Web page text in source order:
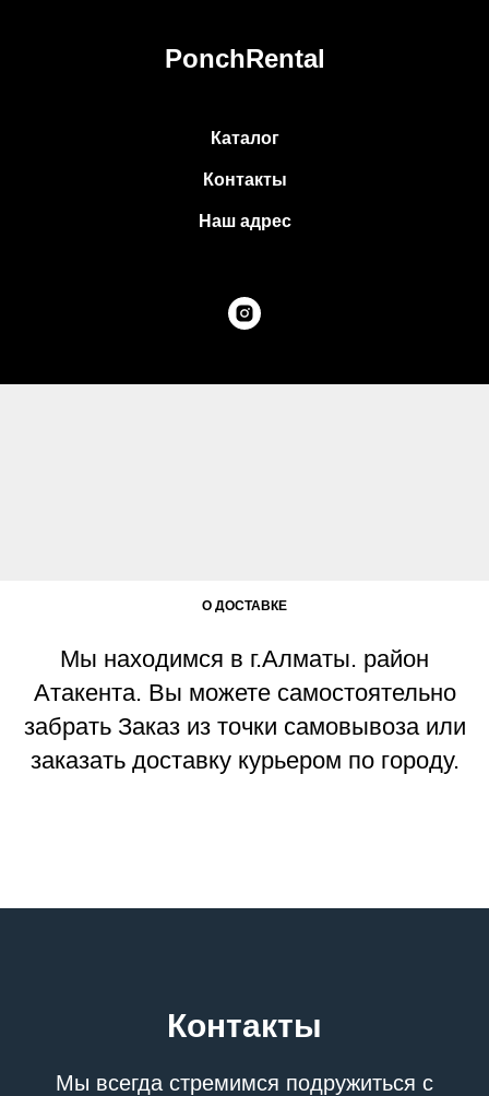
PonchRental
Каталог
Контакты
Наш адрес
О ДОСТАВКЕ
Мы находимся в г.Алматы. район
Атакента. Вы можете самостоятельно
забрать Заказ из точки самовывоза или
заказать доставку курьером по городу.
Контакты
Мы всегда стремимся подружиться с